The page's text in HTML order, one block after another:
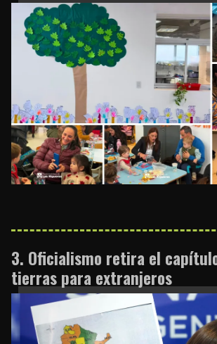
Oficialismo retira el
tierras para extranjeros